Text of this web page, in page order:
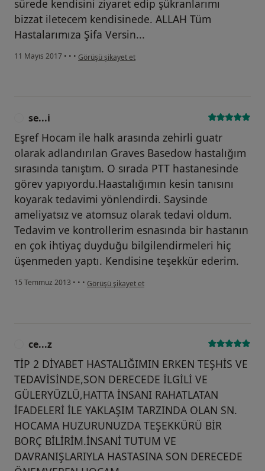
sürede kendisini ziyaret edip şükranlarımı
bizzat iletecem kendisinede. ALLAH Tüm
Hastalarımıza Şifa Versin...
11 Mayıs 2017 • • • kullanıcının görüşüne göre he...i
Görüşü şikayet et
se...i
Eşref Hocam ile halk arasında zehirli guatr
olarak adlandırılan Graves Basedow hastalığım
sırasında tanıştım. O sırada PTT hastanesinde
görev yapıyordu.Haastalığımın kesin tanısını
koyarak tedavimi yönlendirdi. Saysinde
ameliyatsız ve atomsuz olarak tedavi oldum.
Tedavim ve kontrollerim esnasında bir hastanın
en çok ihtiyaç duyduğu bilgilendirmeleri hiç
üşenmeden yaptı. Kendisine teşekkür ederim.
15 Temmuz 2013 • • • kullanıcının görüşüne göre se...i
Görüşü şikayet et
ce...z
TİP 2 DİYABET HASTALIĞIMIN ERKEN TEŞHİS VE
TEDAVİSİNDE,SON DERECEDE İLGİLİ VE
GÜLERYÜZLÜ,HATTA İNSANI RAHATLATAN
İFADELERİ İLE YAKLAŞIM TARZINDA OLAN SN.
HOCAMA HUZURUNUZDA TEŞEKKÜRÜ BİR
BORÇ BİLİRİM.İNSANİ TUTUM VE
DAVRANIŞLARIYLA HASTASINA SON DERECEDE